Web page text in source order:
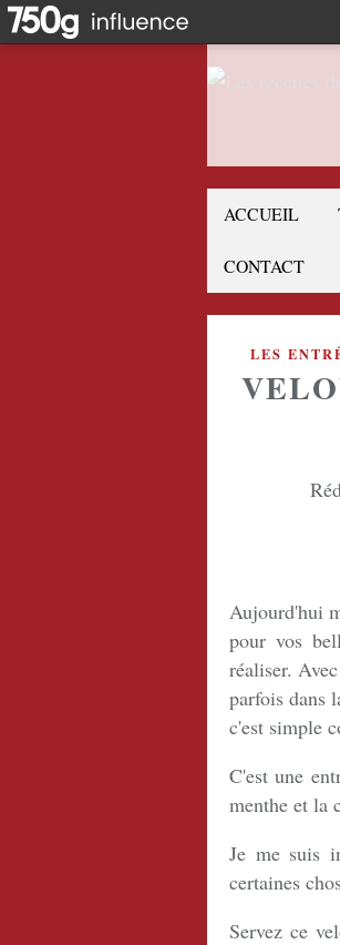
ACCUEIL
CONTACT
LES
Aujourd'hui
pour vos
réaliser.
parfois dans
c'est simple
C'est une
menthe et la
Je me suis
certaines
Servez ce